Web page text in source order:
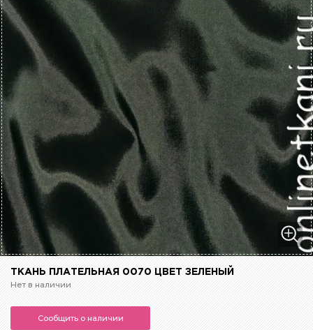
ТКАНЬ ПЛАТЕЛЬНАЯ 0070 ЦВЕТ ЗЕЛЕНЫЙ
Нет в наличии
Сообщить о наличии